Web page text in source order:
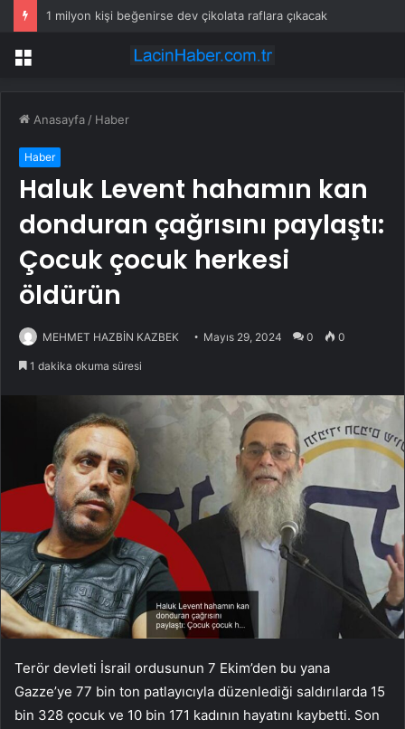
1 milyon kişi beğenirse dev çikolata raflara çıkacak
Menü
Anasayfa / Haber
Haber
Haluk Levent hahamın kan
donduran çağrısını paylaştı:
Çocuk çocuk herkesi
öldürün
MEHMET HAZBİN KAZBEK Mayıs 29, 2024 0 0
1 dakika okuma süresi
Terör devleti İsrail ordusunun 7 Ekim’den bu yana
Gazze’ye 77 bin ton patlayıcıyla düzenlediği saldırılarda 15
bin 328 çocuk ve 10 bin 171 kadının hayatını kaybetti. Son